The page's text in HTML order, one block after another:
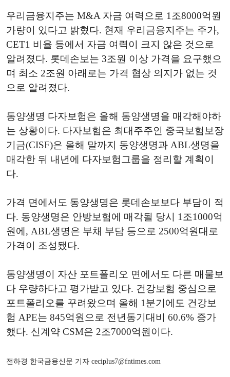
우리금융지주는 M&A 자금 여력으로 1조8000억원
가량이 있다고 밝혔다. 현재 우리금융지주는 주가,
CET1 비율 등에서 자금 여력이 크지 않은 것으로
알려졌다. 롯데손보는 3조원 이상 가격을 요구했으
며 최소 2조원 아래로는 가격 협상 의지가 없는 것
으로 알려졌다.
동양생명 다자보험은 올해 동양생명을 매각해야하
는 상황이다. 다자보험은 최대주주인 중국보험보장
기금(CISF)은 올해 말까지 동양생명과 ABL생명을
매각한 뒤 내년에 다자보험그룹을 정리할 계획이
다.
가격 면에서도 동양생명은 롯데손보보다 부담이 적
다. 동양생명은 안방보험에 매각될 당시 1조1000억
원에, ABL생명은 부채 부담 등으로 2500억원대로
가격이 조성됐다.
동양생명이 자산 포트폴리오 면에서도 다른 매물보
다 우량하다고 평가받고 있다. 건강보험 중심으로
포트폴리오를 꾸려왔으며 올해 1분기에도 건강보
험 APE는 845억원으로 전년동기대비 60.6% 증가
했다. 신계약 CSM은 2조7000억원이다.
전하경 한국금융신문 기자 ceciplus7@fntimes.com